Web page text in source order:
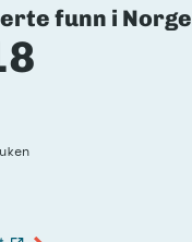
funn i Norge